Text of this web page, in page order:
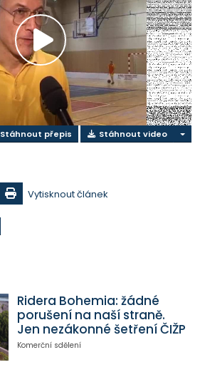
Přehrát
video
Stáhnout přepis Stáhnout video
Vytisknout článek
Ridera Bohemia: žádné
porušení na naší straně.
Jen nezákonné šetření ČIŽP
Komerční sdělení